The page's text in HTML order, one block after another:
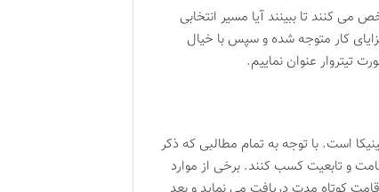
کنند تا ببینند آیا مسیر انتخابی
کار متوجه شده و سپس با خیال
تیتروار عنوان نماییم.
است. با توجه به تمام مطالبی که ذکر
و تابعیت کسب کنند. برخی از موارد